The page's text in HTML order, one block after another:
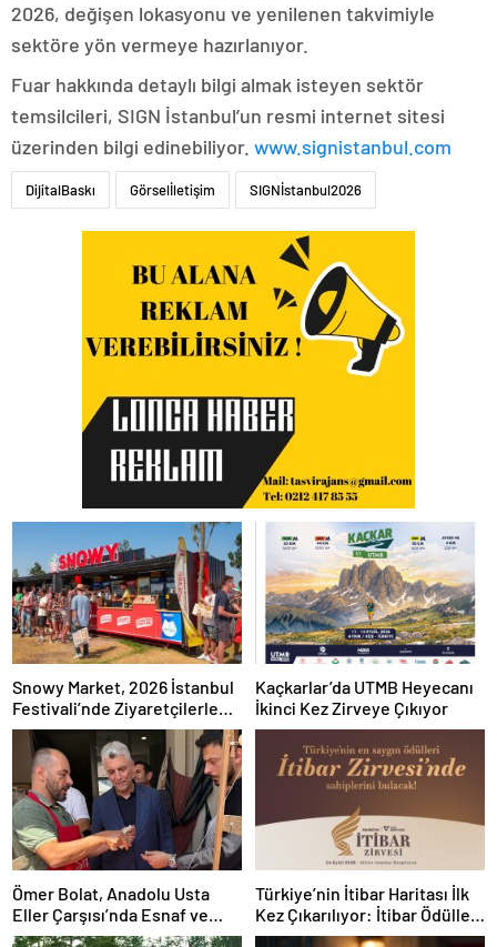
2026, değişen lokasyonu ve yenilenen takvimiyle
sektöre yön vermeye hazırlanıyor.
Fuar hakkında detaylı bilgi almak isteyen sektör
temsilcileri, SIGN İstanbul’un resmi internet sitesi
üzerinden bilgi edinebiliyor. www.signistanbul.com
DijitalBaskı Görselİletişim SIGNİstanbul2026
Snowy Market, 2026 İstanbul
Festivali’nde Ziyaretçilerle
Buluşuyor
Kaçkarlar’da UTMB Heyecanı
İkinci Kez Zirveye Çıkıyor
Ömer Bolat, Anadolu Usta
Eller Çarşısı’nda Esnaf ve
Sanatkârlarla Buluştu
Türkiye’nin İtibar Haritası İlk
Kez Çıkarılıyor: İtibar Ödülleri
24 Eylül’de Sahiplerini